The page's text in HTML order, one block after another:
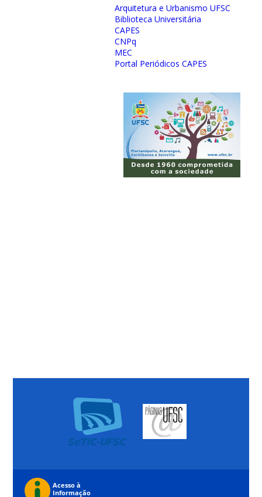
Arquitetura e Urbanismo UFSC
Biblioteca Universitária
CAPES
CNPq
MEC
Portal Periódicos CAPES